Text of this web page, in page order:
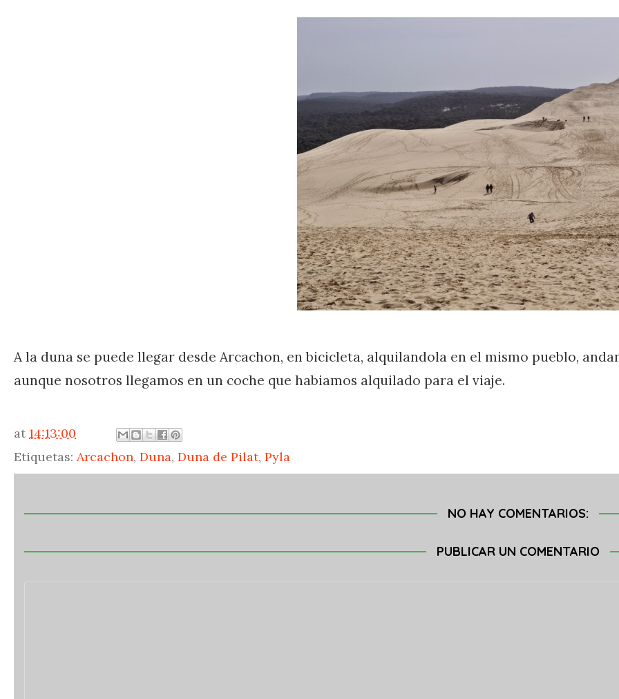
A la duna se puede llegar desde Arcachon, en bicicleta, alquilandola en el mismo pueblo,
aunque nosotros llegamos en un coche que habiamos alquilado para el viaje.
at 14:13:00
Etiquetas: Arcachon, Duna, Duna de Pilat, Pyla
NO HAY COMENTARIOS:
PUBLICAR UN COMENTARIO